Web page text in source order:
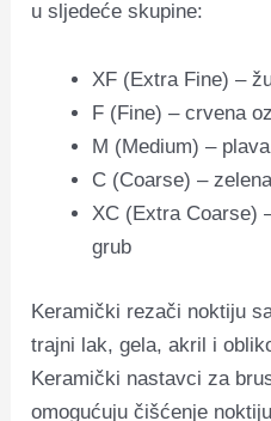
u sljedeće skupine:
XF (Extra Fine) –
F (Fine) – crvena
M (Medium) –
C (Coarse) –
XC (Extra Coarse)
grub
Keramički rezači noktiju
trajni lak, gela, akril i
Keramički nastavci za
omogućuju čišćenje